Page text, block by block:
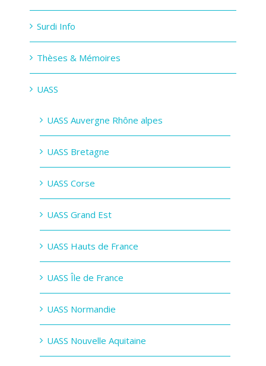
Surdi Info
Thèses & Mémoires
UASS
UASS Auvergne Rhône alpes
UASS Bretagne
UASS Corse
UASS Grand Est
UASS Hauts de France
UASS Île de France
UASS Normandie
UASS Nouvelle Aquitaine